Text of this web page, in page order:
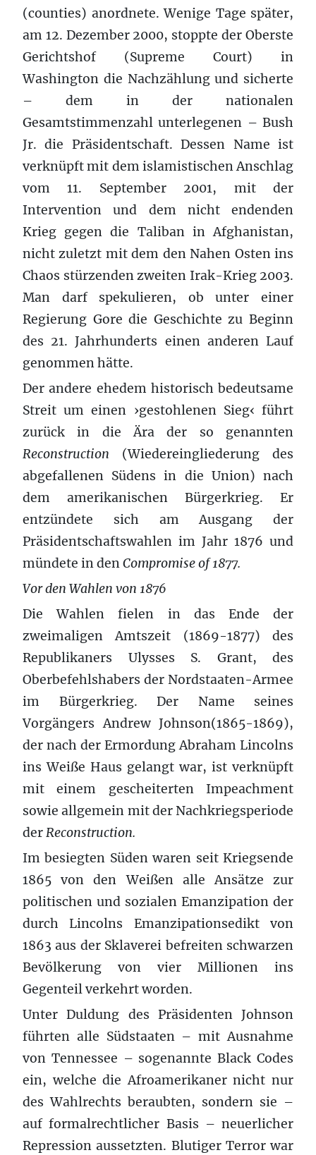
(counties) anordnete. Wenige Tage später,
am 12. Dezember 2000, stoppte der Oberste
Gerichtshof (Supreme Court) in
Washington die Nachzählung und sicherte
– dem in der nationalen
Gesamtstimmenzahl unterlegenen – Bush
Jr. die Präsidentschaft. Dessen Name ist
verknüpft mit dem islamistischen Anschlag
vom 11. September 2001, mit der
Intervention und dem nicht endenden
Krieg gegen die Taliban in Afghanistan,
nicht zuletzt mit dem den Nahen Osten ins
Chaos stürzenden zweiten Irak-Krieg 2003.
Man darf spekulieren, ob unter einer
Regierung Gore die Geschichte zu Beginn
des 21. Jahrhunderts einen anderen Lauf
genommen hätte.
Der andere ehedem historisch bedeutsame
Streit um einen ›gestohlenen Sieg‹ führt
zurück in die Ära der so genannten
Reconstruction (Wiedereingliederung des
abgefallenen Südens in die Union) nach
dem amerikanischen Bürgerkrieg. Er
entzündete sich am Ausgang der
Präsidentschaftswahlen im Jahr 1876 und
mündete in denCompromise of 1877.
Vor den Wahlen von 1876
Die Wahlen fielen in das Ende der
zweimaligen Amtszeit (1869-1877) des
Republikaners Ulysses S. Grant, des
Oberbefehlshabers der Nordstaaten-Armee
im Bürgerkrieg. Der Name seines
Vorgängers Andrew Johnson(1865-1869),
der nach der Ermordung Abraham Lincolns
ins Weiße Haus gelangt war, ist verknüpft
mit einem gescheiterten Impeachment
sowie allgemein mit der Nachkriegsperiode
derReconstruction.
Im besiegten Süden waren seit Kriegsende
1865 von den Weißen alle Ansätze zur
politischen und sozialen Emanzipation der
durch Lincolns Emanzipationsedikt von
1863 aus der Sklaverei befreiten schwarzen
Bevölkerung von vier Millionen ins
Gegenteil verkehrt worden.
Unter Duldung des Präsidenten Johnson
führten alle Südstaaten – mit Ausnahme
von Tennessee – sogenannte Black Codes
ein, welche die Afroamerikaner nicht nur
des Wahlrechts beraubten, sondern sie –
auf formalrechtlicher Basis – neuerlicher
Repression aussetzten. Blutiger Terror war